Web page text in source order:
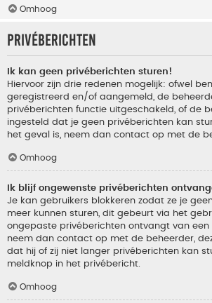
Omhoog
Privéberichten
Ik kan geen privéberichten sturen!
Hiervoor zijn drie redenen mogelijk: ofwel
geregistreerd en/of aangemeld, de
privéberichten functie uitgeschakeld, of de
ingesteld dat je geen privéberichten kan
het geval is, neem dan contact op met de
Omhoog
Ik blijf ongewenste privéberichten
Je kan gebruikers blokkeren zodat ze je
meer kunnen sturen, dit gebeurt via het
ongepaste privéberichten ontvangt van een
neem dan contact op met de beheerder,
dat hij of zij niet langer privéberichten kan
meldknop in het privébericht.
Omhoog